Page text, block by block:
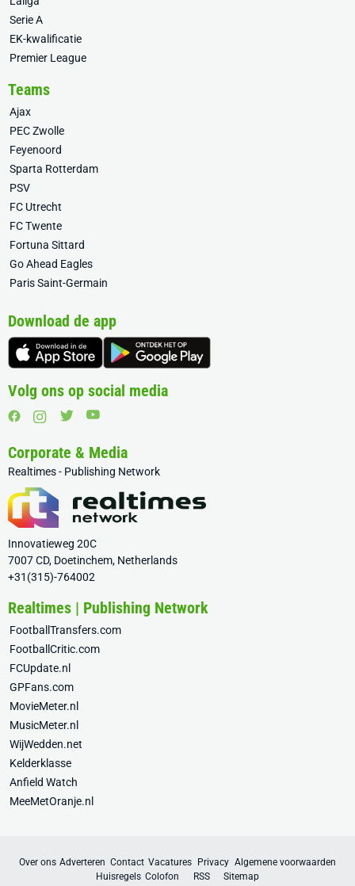
Serie A
EK-kwalificatie
Premier League
Teams
Ajax
PEC Zwolle
Feyenoord
Sparta Rotterdam
PSV
FC Utrecht
FC Twente
Fortuna Sittard
Go Ahead Eagles
Paris Saint-Germain
Download de app
Volg ons op social media
Corporate & Media
Realtimes - Publishing Network
Innovatieweg 20C
7007 CD, Doetinchem, Netherlands
+31(315)-764002
Realtimes | Publishing Network
FootballTransfers.com
FootballCritic.com
FCUpdate.nl
GPFans.com
MovieMeter.nl
MusicMeter.nl
WijWedden.net
Kelderklasse
Anfield Watch
MeeMetOranje.nl
Over ons Adverteren Contact Vacatures Privacy Algemene voorwaarden
Huisregels Colofon RSS Sitemap